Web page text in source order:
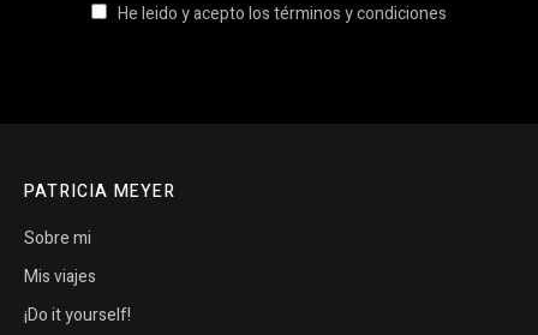
He leido y acepto los términos y condiciones
PATRICIA MEYER
Sobre mi
Mis viajes
¡Do it yourself!